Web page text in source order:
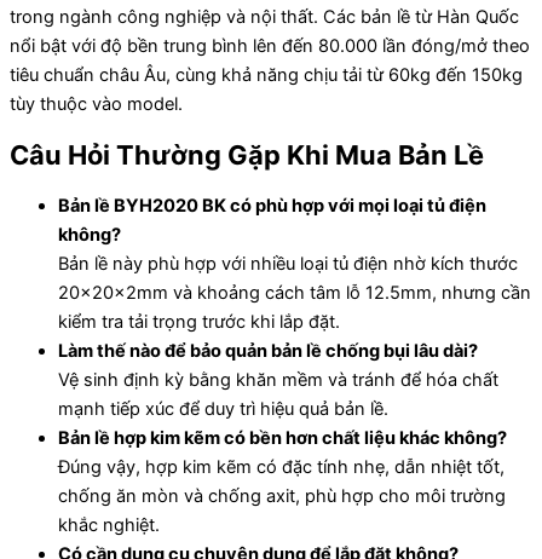
trong ngành công nghiệp và nội thất. Các bản lề từ Hàn Quốc
nổi bật với độ bền trung bình lên đến 80.000 lần đóng/mở theo
tiêu chuẩn châu Âu, cùng khả năng chịu tải từ 60kg đến 150kg
tùy thuộc vào model.
Câu Hỏi Thường Gặp Khi Mua Bản Lề
Bản lề BYH2020 BK có phù hợp với mọi loại tủ điện
không?
Bản lề này phù hợp với nhiều loại tủ điện nhờ kích thước
20x20x2mm và khoảng cách tâm lỗ 12.5mm, nhưng cần
kiểm tra tải trọng trước khi lắp đặt.
Làm thế nào để bảo quản bản lề chống bụi lâu dài?
Vệ sinh định kỳ bằng khăn mềm và tránh để hóa chất
mạnh tiếp xúc để duy trì hiệu quả bản lề.
Bản lề hợp kim kẽm có bền hơn chất liệu khác không?
Đúng vậy, hợp kim kẽm có đặc tính nhẹ, dẫn nhiệt tốt,
chống ăn mòn và chống axit, phù hợp cho môi trường
khắc nghiệt.
Có cần dụng cụ chuyên dụng để lắp đặt không?